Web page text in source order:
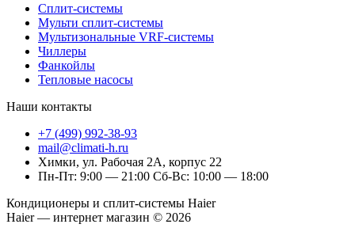
Сплит-системы
Мульти сплит-системы
Мультизональные VRF-системы
Чиллеры
Фанкойлы
Тепловые насосы
Наши контакты
+7 (499) 992-38-93
mail@climati-h.ru
Химки, ул. Рабочая 2А, корпус 22
Пн-Пт: 9:00 — 21:00 Сб-Вс: 10:00 — 18:00
Кондиционеры и сплит-системы Haier
Haier — интернет магазин © 2026